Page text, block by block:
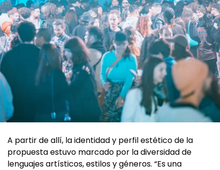
A partir de allí, la identidad y perfil estético de la
propuesta estuvo marcado por la diversidad de
lenguajes artísticos, estilos y géneros. “Es una